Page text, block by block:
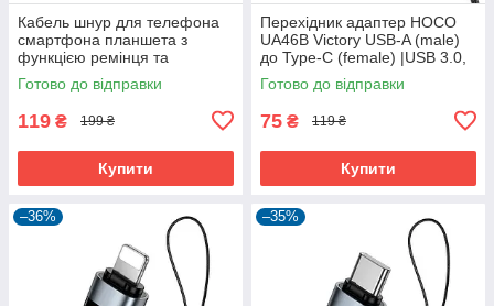
Кабель шнур для телефона
смартфона планшета з
функцією ремінця та
підставки Hoco Experto X126
Force Type-C до Type-C 60W
Готово до відправки
119 ₴ 199 ₴
Купити
Перехідник адаптер HOCO
UA46B Victory USB-A (male)
до Type-C (female) |USB 3.0,
60W, LED|
Готово до відправки
75 ₴ 119 ₴
Купити
–36% –35%